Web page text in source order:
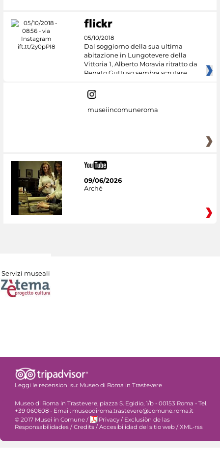
05/10/2018
Dal soggiorno della sua ultima
abitazione in Lungotevere della
Vittoria 1, Alberto Moravia ritratto da
Renato Guttuso sembra scrutare
museiincomuneroma
09/06/2026
Arché
Servizi museali
Leggi le recensioni su: Museo di Roma in Trastevere
Museo di Roma in Trastevere, piazza S. Egidio, 1/b - 00153 Roma - Tel.
+39 060608 - Email: museodiroma.trastevere@comune.roma.it
© 2017 Musei in Comune / Privacy / Exclusiòn de las
Responsabilidades / Credits / Accesibilidad del sitio web / XML-rss